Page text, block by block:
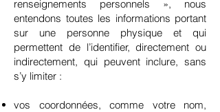
renseignements personnels », nous
entendons toutes les informations portant
sur une personne physique et qui
permettent de l’identifier, directement ou
indirectement, qui peuvent inclure, sans
s’y limiter :
vos coordonnées, comme votre nom,